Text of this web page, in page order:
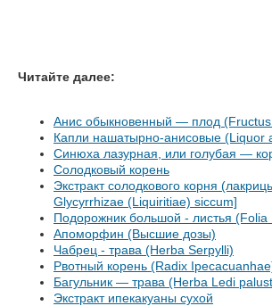
Читайте далее:
Анис обыкновенный — плод (Fructus
Капли нашатырно-анисовые (Liquor
Синюха лазурная, или голубая —
Солодковый корень
Экстракт солодкового корня
Glycyrrhizae (Liquiritiae) siccum]
Подорожник большой - листья (Folia
Апоморфин (Высшие дозы)
Чабрец - трава (Herba Serpylli)
Рвотный корень (Radix
Багульник — трава (Herba Ledi
Экстракт ипекакуаны сухой